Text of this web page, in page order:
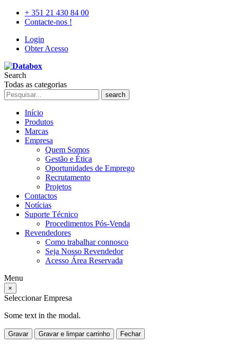
+ 351 21 430 84 00
Contacte-nos !
Login
Obter Acesso
Search
Todas as categorias
search
Início
Produtos
Marcas
Empresa
Quem Somos
Gestão e Ética
Oportunidades de Emprego
Recrutamento
Projetos
Contactos
Notícias
Suporte Técnico
Procedimentos Pós-Venda
Revendedores
Como trabalhar connosco
Seja Nosso Revendedor
Acesso Área Reservada
Menu
×
Seleccionar Empresa
Some text in the modal.
Gravar Gravar e limpar carrinho Fechar